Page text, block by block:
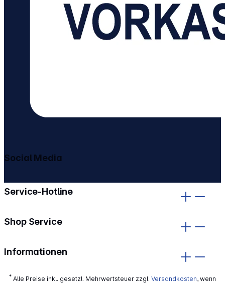
Service-Hotline
Shop Service
Informationen
Social Media
* Alle Preise inkl. gesetzl. Mehrwertsteuer zzgl. Versandkosten, wenn